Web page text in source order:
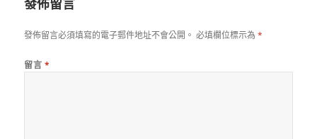
發佈留言必須填寫的電子郵件地址不會公開。 必填欄位標示為*
留言 *